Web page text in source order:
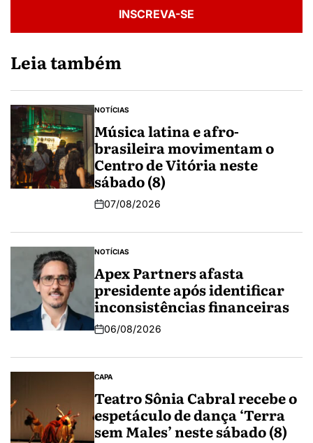
INSCREVA-SE
Leia também
NOTÍCIAS
Música latina e afro-
brasileira movimentam o
Centro de Vitória neste
sábado (8)
07/08/2026
NOTÍCIAS
Apex Partners afasta
presidente após identificar
inconsistências financeiras
06/08/2026
CAPA
Teatro Sônia Cabral recebe o
espetáculo de dança ‘Terra
sem Males’ neste sábado (8)